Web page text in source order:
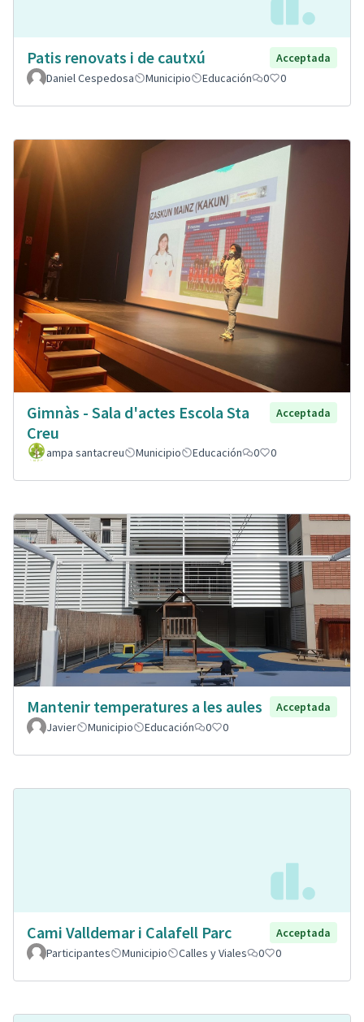
Patis renovats i de cautxú
Acceptada
Daniel Cespedosa
Municipio Educación 0 0
Gimnàs - Sala d'actes Escola Sta
Creu
Acceptada
ampa santacreu Municipio Educación 0 0
Mantenir temperatures a les aules
Acceptada
Javier
Municipio Educación 0 0
Cami Valldemar i Calafell Parc
Acceptada
Participantes
Municipio Calles y Viales 0 0